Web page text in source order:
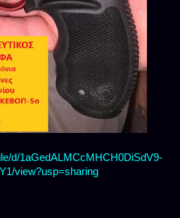
d/1aGedALMCcMHCH0DiSdV9-
view?usp=sharing